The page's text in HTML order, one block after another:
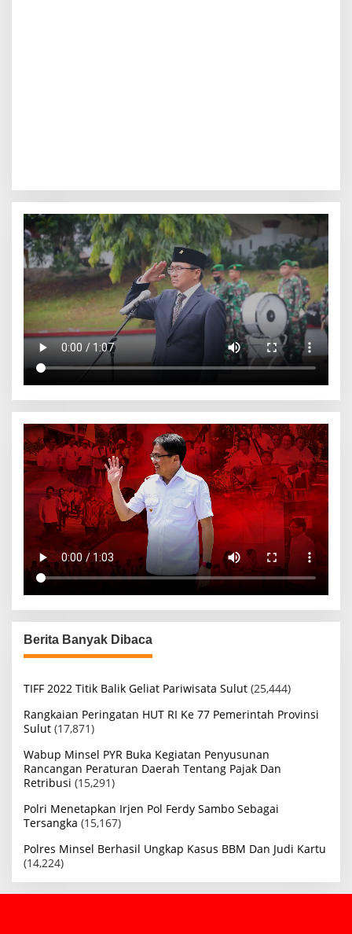
Berita Banyak Dibaca
TIFF 2022 Titik Balik Geliat Pariwisata Sulut (25,444)
Rangkaian Peringatan HUT RI Ke 77 Pemerintah Provinsi
Sulut (17,871)
Wabup Minsel PYR Buka Kegiatan Penyusunan
Rancangan Peraturan Daerah Tentang Pajak Dan
Retribusi (15,291)
Polri Menetapkan Irjen Pol Ferdy Sambo Sebagai
Tersangka (15,167)
Polres Minsel Berhasil Ungkap Kasus BBM Dan Judi Kartu
(14,224)